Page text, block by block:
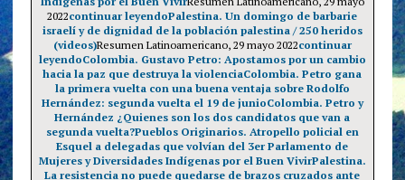
2022continuar leyendoPalestina. Un domingo de barbarie
israelí y de dignidad de la población palestina / 250 heridos
(videos)Resumen Latinoamericano, 29 mayo 2022continuar
leyendoColombia. Gustavo Petro: Apostamos por un cambio
hacia la paz que destruya la violenciaColombia. Petro gana
la primera vuelta con una buena ventaja sobre Rodolfo
Hernández: segunda vuelta el 19 de junioColombia. Petro y
Hernández ¿Quienes son los dos candidatos que van a
segunda vuelta?Pueblos Originarios. Atropello policial en
Esquel a delegadas que volvían del 3er Parlamento de
Mujeres y Diversidades Indígenas por el Buen VivirPalestina.
La resistencia no puede quedarse de brazos cruzados ante